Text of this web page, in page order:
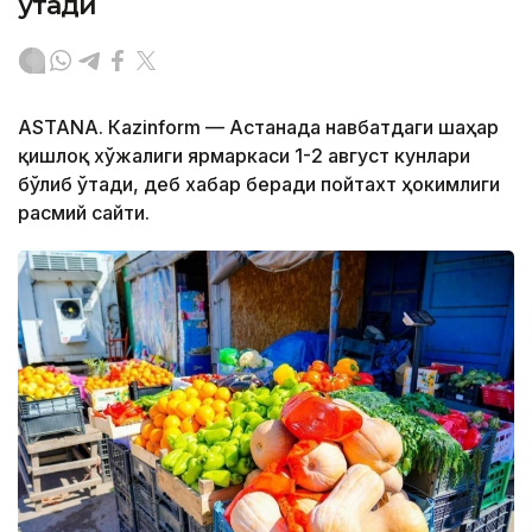
ASTANА. Кazinform — Астанада навбатдаги шаҳар
қишлоқ хўжалиги ярмаркаси 1-2 август кунлари
бўлиб ўтади, деб хабар беради пойтахт ҳокимлиги
расмий сайти.